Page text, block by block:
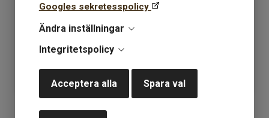
Googles sekretesspolicy
Ändra inställningar
Integritetspolicy
Acceptera alla Spara val
vit/ljusgrön/rosa
199kr
grönturkos
199kr